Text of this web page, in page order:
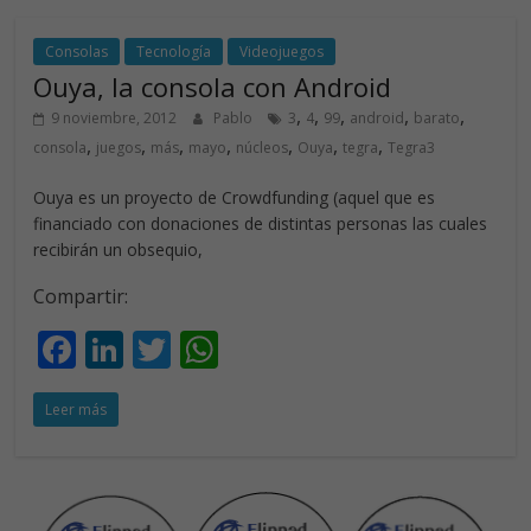
o
o
k
dI
n
A
p
p
Consolas Tecnología Videojuegos
Ouya, la consola con Android
9 noviembre, 2012 Pablo 3, 4, 99, android, barato,
consola, juegos, más, mayo, núcleos, Ouya,tegra,Tegra3
Ouya es un proyecto de Crowdfunding (aquel que es
financiado con donaciones de distintas personas las cuales
recibirán un obsequio,
Compartir:
F
ac
e
o
Li
dI
T
A
Leer más